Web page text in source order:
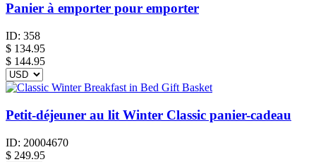
Panier à emporter pour emporter
ID: 358
$ 134.95
$ 144.95
Petit-déjeuner au lit Winter Classic panier-cadeau
ID: 20004670
$ 249.95